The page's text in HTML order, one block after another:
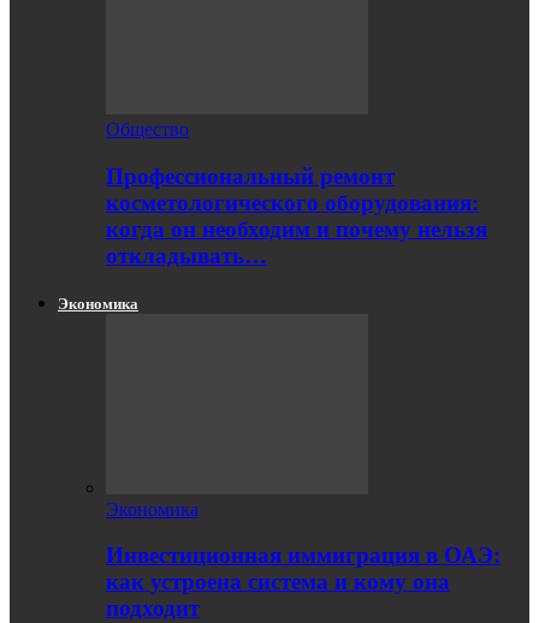
Общество
Профессиональный ремонт
косметологического оборудования:
когда он необходим и почему нельзя
откладывать…
Экономика
Экономика
Инвестиционная иммиграция в ОАЭ:
как устроена система и кому она
подходит